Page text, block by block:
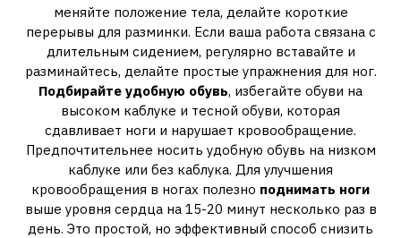
меняйте положение тела, делайте короткие
перерывы для разминки. Если ваша работа связана с
длительным сидением, регулярно вставайте и
разминайтесь, делайте простые упражнения для ног.
Подбирайте удобную обувь, избегайте обуви на
высоком каблуке и тесной обуви, которая
сдавливает ноги и нарушает кровообращение.
Предпочтительнее носить удобную обувь на низком
каблуке или без каблука. Для улучшения
кровообращения в ногах полезно поднимать ноги
выше уровня сердца на 15-20 минут несколько раз в
день. Это простой, но эффективный способ снизить